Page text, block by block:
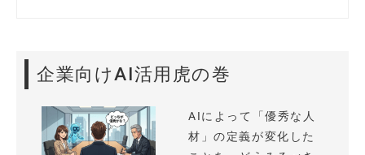
企業向けAI活用虎の巻
AIによって「優秀な人
材」の定義が変化した